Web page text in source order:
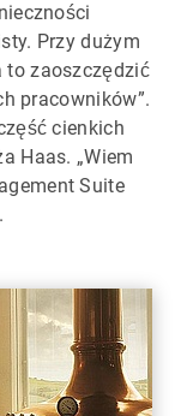
Przy dużym
to zaoszczędzić
pracowników”.
cienkich
Haas. „Wiem
Suite